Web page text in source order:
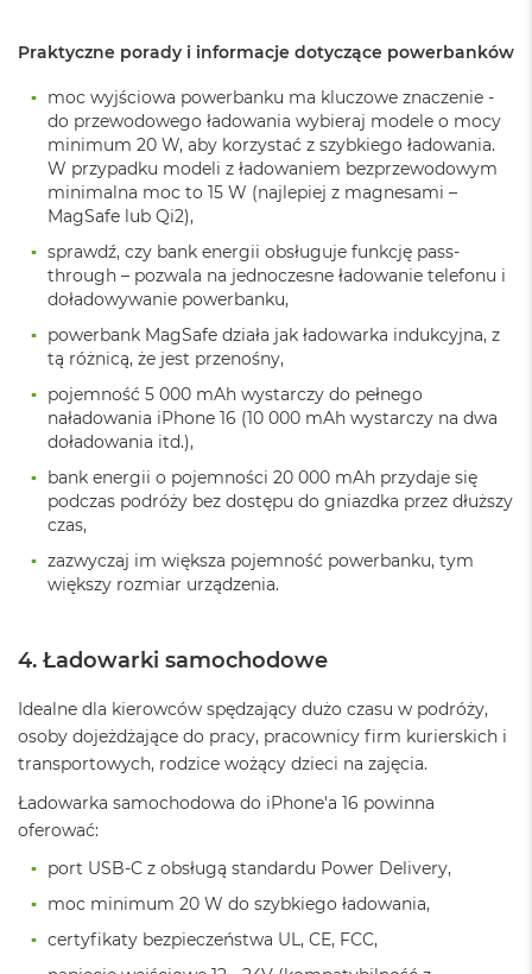
o
A
i
r
ł
ę
k
i
n
y
M
c
B
o
k
A
G
w
z
d
a
s
z
r
o
ć
M
a
Praktyczne porady i informacje dotyczące powerbanków
moc wyjściowa powerbanku ma kluczowe znaczenie -
do przewodowego ładowania wybieraj modele o mocy
minimum 20 W, aby korzystać z szybkiego ładowania.
W przypadku modeli z ładowaniem bezprzewodowym
minimalna moc to 15 W (najlepiej z magnesami –
MagSafe lub Qi2),
sprawdź, czy bank energii obsługuje funkcję pass-
through – pozwala na jednoczesne ładowanie telefonu i
doładowywanie powerbanku,
powerbank MagSafe działa jak ładowarka indukcyjna, z
tą różnicą, że jest przenośny,
pojemność 5 000 mAh wystarczy do pełnego
naładowania iPhone 16 (10 000 mAh wystarczy na dwa
doładowania itd.),
bank energii o pojemności 20 000 mAh przydaje się
podczas podróży bez dostępu do gniazdka przez dłuższy
czas,
zazwyczaj im większa pojemność powerbanku, tym
większy rozmiar urządzenia.
4. Ładowarki samochodowe
Idealne dla kierowców spędzający dużo czasu w podróży,
osoby dojeżdżające do pracy, pracownicy firm kurierskich i
transportowych, rodzice wożący dzieci na zajęcia.
Ładowarka samochodowa do iPhone'a 16 powinna
oferować:
port USB-C z obsługą standardu Power Delivery,
moc minimum 20 W do szybkiego ładowania,
certyfikaty bezpieczeństwa UL, CE, FCC,